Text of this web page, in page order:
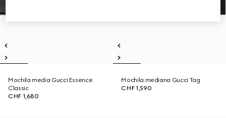
Mochila media Gucci Essence
Classic
CHF 1,680
Mochila mediana Gucci Tag
CHF 1,590